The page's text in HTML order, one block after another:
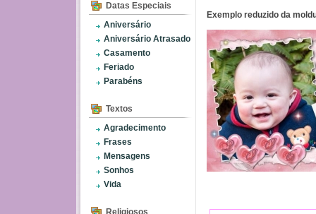
Datas Especiais
Aniversário
Aniversário Atrasado
Casamento
Feriado
Parabéns
Textos
Agradecimento
Frases
Mensagens
Sonhos
Vida
Religiosos
Exemplo reduzido da